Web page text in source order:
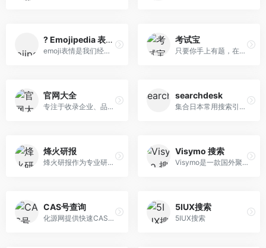
? Emojipedia 表情搜索引擎 ????
emoji表情是我们经常用到的符号，?今天的这个网站会带我们领略各种版本的emoji表情，支持表情搜索，复制表情粘贴即可！
考试宝
只要你手上有题，在电脑就能轻松的导入试题，就可以在手机上愉快的刷题啦。一键搜索百万张已导入试卷，让试卷不在隐形化。工作题、职 业考试、职称考试、课程学 习题公开资源，人人都能刷到自己的题。
官网大全
专注于收录企业、品牌、机构、团体或个人的官方网站，官网大全的使命是帮助网民识别真正的官方网站，从而避开日益增多的山寨、冒牌网站，以维护官方网站的权威性。
searchdesk
集合日本常用搜索引擎，一个涉及搜索引擎交叉搜索、精选链接、搜索力研究、搜索趋势、搜索观点的搜索信息网站。
烽火研报
烽火研报作为专业研报平台，收录最新、最全行业报告，可免费阅读各类行业分析报告、公司研究报告、券商研报等。智能分类搜索，支持全文关键词匹配，可下载PDF、Word格式报告。
Visymo 搜索
Visymo是一款国外聚合搜索引擎。Visymo 与 Google、Yahoo 和 Bing建立了长期合作伙伴关系。搜索结果来自Yahoo, Bing, YouTube, Wikipedia, Entireweb等。旗下拥有ZapMeta、izito、seekweb、temposearch等多个品牌。支持中文搜索。
CAS号查询
化源网提供快速CAS号查询，CAS No查询，MSDS查询，数百万化合物的专业数据，包括物化, MSDS, 安全信息, 合成路线及文献, 毒性，上下游，期刊文献等。
5IUX搜索
5IUX搜索